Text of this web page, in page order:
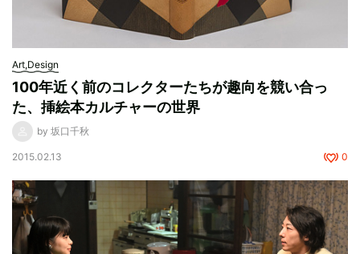
Art,Design
100年近く前のコレクターたちが趣向を競い合っ
た、挿絵本カルチャーの世界
by 坂口千秋
2015.02.13 0